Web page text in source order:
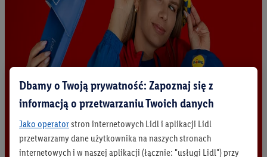
Dbamy o Twoją prywatność: Zapoznaj się z
informacją o przetwarzaniu Twoich danych
Jako operatorstron internetowych Lidl i aplikacji Lidl
przetwarzamy dane użytkownika na naszych stronach
internetowych i w naszej aplikacji (łącznie: "usługi Lidl") przy